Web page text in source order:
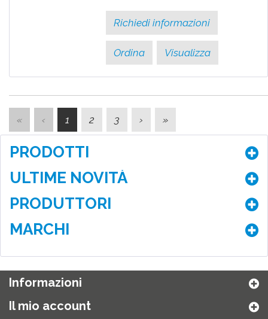
Richiedi informazioni
Ordina Visualizza
« ‹ 1 2 3 › »
PRODOTTI
ULTIME NOVITÀ
PRODUTTORI
MARCHI
Informazioni
Il mio account